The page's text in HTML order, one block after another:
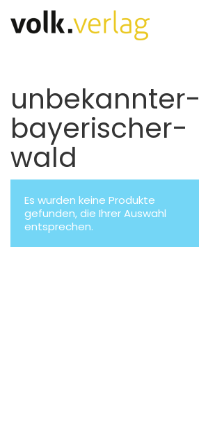
unbekannter-
bayerischer-
wald
Es wurden keine Produkte
gefunden, die Ihrer Auswahl
entsprechen.